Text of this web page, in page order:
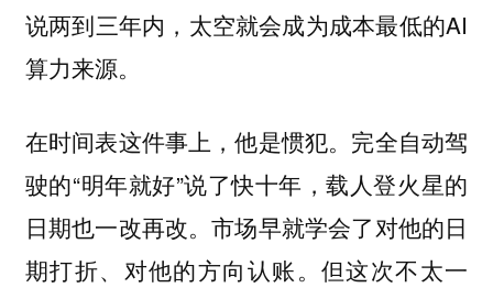
说两到三年内，太空就会成为成本最低的AI
算力来源。
在时间表这件事上，他是惯犯。完全自动驾
驶的“明年就好”说了快十年，载人登火星的
日期也一改再改。市场早就学会了对他的日
期打折、对他的方向认账。但这次不太一